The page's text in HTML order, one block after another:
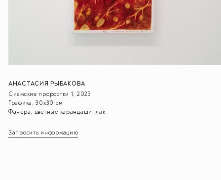
АНАСТАСИЯ РЫБАКОВА
Сиамские проростки 1, 2023
Графика, 30х30 см
Фанера, цветные карандаши, лак
Запросить информацию